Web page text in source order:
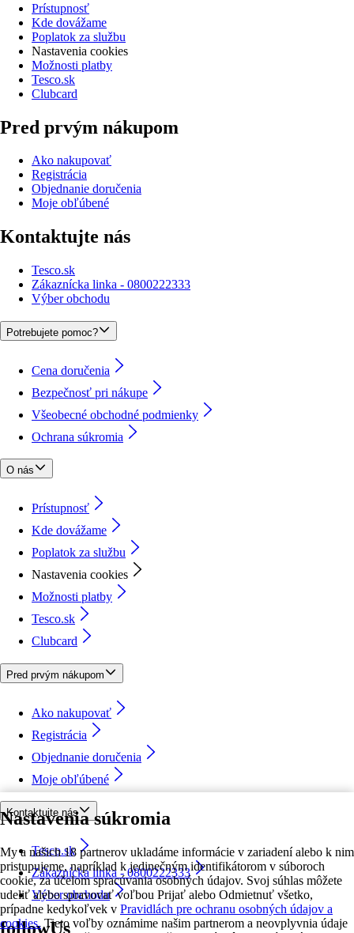
Nastavenia súkromia
My a našich 18 partnerov ukladáme informácie v zariadení alebo k nim
pristupujeme, napríklad k jedinečným identifikátorom v súboroch
cookie, za účelom spracúvania osobných údajov. Svoj súhlas môžete
udeliť alebo spravovať voľbou Prijať alebo Odmietnuť všetko,
prípadne kedykoľvek v Pravidlách pre ochranu osobných údajov a
cookies. Tieto voľby oznámime našim partnerom a neovplyvnia údaje
Prístupnosť
Kde dovážame
Poplatok za službu
Nastavenia cookies
Možnosti platby
Tesco.sk
Clubcard
Pred prvým nákupom
Ako nakupovať
Registrácia
Objednanie doručenia
Moje obľúbené
Kontaktujte nás
Tesco.sk
Zákaznícka linka - 0800222333
Výber obchodu
Potrebujete pomoc?
Cena doručenia
Bezpečnosť pri nákupe
Všeobecné obchodné podmienky
Ochrana súkromia
O nás
Prístupnosť
Kde dovážame
Poplatok za službu
Nastavenia cookies
Možnosti platby
Tesco.sk
Clubcard
Pred prvým nákupom
Ako nakupovať
Registrácia
Objednanie doručenia
Moje obľúbené
Kontaktujte nás
Tesco.sk
Zákaznícka linka - 0800222333
Výber obchodu
followUs